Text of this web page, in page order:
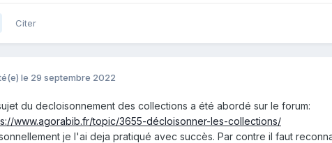
Citer
le 29 septembre 2022
du decloisonnement des collections a été abordé sur le forum:
www.agorabib.fr/topic/3655-décloisonner-les-collections/
je l'ai deja pratiqué avec succès. Par contre il faut